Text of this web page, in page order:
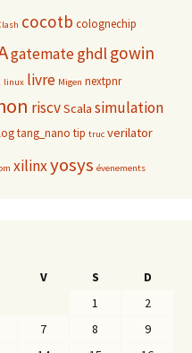
cocotb colognechip
gatemateghdlgowin
linux livre Migen nextpnr
riscvScala simulation
tang_nano tip truc verilator
xilinxyosys évenements
V S
D
1
2
7 8
9